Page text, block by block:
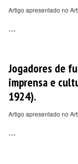
Artigo apresentado no
...
Jogadores de
imprensa e
1924).
Artigo apresentado no
...